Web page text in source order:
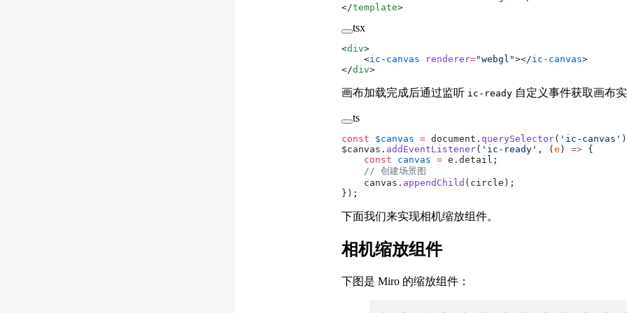
</template>
tsx
<div>
    <
ic-canvas renderer="webgl"></ic-canvas>
</div>
画布加载完成后通过监听 ic-ready 自定义事件获取画布
ts
const $canvas = document. querySelector( 'ic-canvas'
$canvas. addEventListener( 'ic-ready' , ( e ) => {
    const
canvas = e.detail;
    // 创建场景图
    canvas.
appendChild (circle);
});
下面我们来实现相机缩放组件。
相机缩放组件
下图是 Miro 的缩放组件：